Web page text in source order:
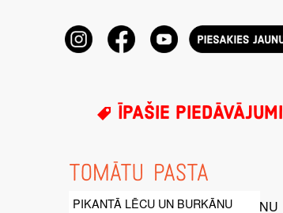
ĪPAŠIE PIEDĀVĀJUMI
TOMĀTU PASTA
PIKANTĀ LĒCU UN BURKĀNU